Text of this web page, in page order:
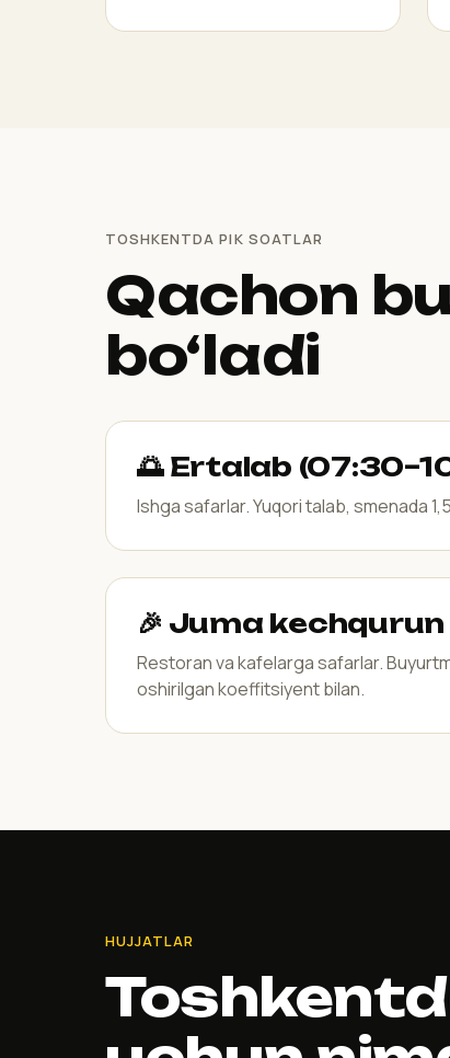
TOSHKENTDA PIK SOATLAR
Qachon
bo‘ladi
🌅 Ertalab
Ishga safarlar. Yuqori talab, smenada
🎉 Juma kechqurun
Restoran va kafelarga safarlar.
oshirilgan koeffitsiyent bilan.
HUJJATLAR